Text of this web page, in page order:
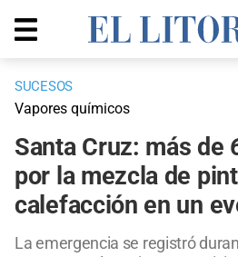
SUCESOS
Vapores químicos
Santa Cruz: más de
por la mezcla de
calefacción en un
La emergencia se registró